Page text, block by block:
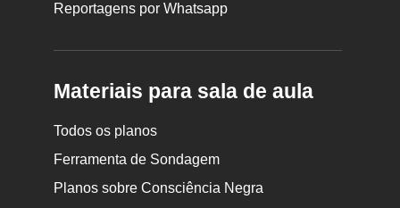
Reportagens por Whatsapp
Materiais para sala de aula
Todos os planos
Ferramenta de Sondagem
Planos sobre Consciência Negra